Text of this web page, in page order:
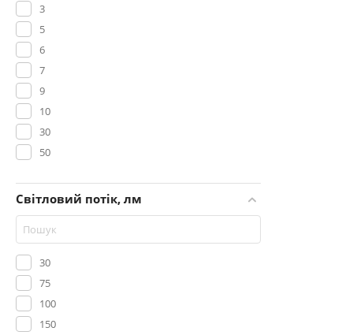
3
5
6
7
9
10
30
50
Світловий потік, лм
30
75
100
150